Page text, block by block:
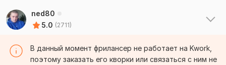
примеры
ned80
5.0 (2711)
В данный момент фрилансер не работает на Kwork,
поэтому заказать его кворки или связаться с ним не